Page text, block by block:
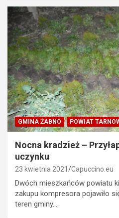
GMINA ŻABNO POWIAT
Nocna kradzież –
uczynku
23 kwietnia 2021 Capuccino.eu
Dwóch mieszkańców powiatu
zakupu kompresora pojawiło
teren gminy…